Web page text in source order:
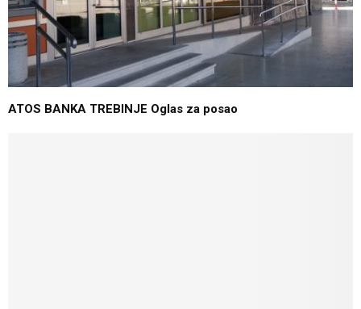
ATOS BANKA TREBINJE Oglas za posao